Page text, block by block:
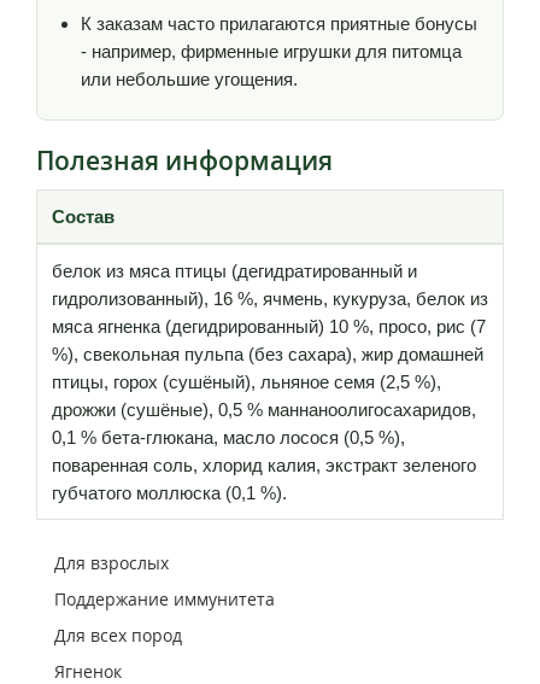
К заказам часто прилагаются приятные бонусы
- например, фирменные игрушки для питомца
или небольшие угощения.
Полезная информация
Состав
белок из мяса птицы (дегидратированный и
гидролизованный), 16 %, ячмень, кукуруза, белок из
мяса ягненка (дегидрированный) 10 %, просо, рис (7
%), свекольная пульпа (без сахара), жир домашней
птицы, горох (сушёный), льняное семя (2,5 %),
дрожжи (сушёные), 0,5 % маннаноолигосахаридов,
0,1 % бета-глюкана, масло лосося (0,5 %),
поваренная соль, хлорид калия, экстракт зеленого
губчатого моллюска (0,1 %).
Для взрослых
Поддержание иммунитета
Для всех пород
Ягненок